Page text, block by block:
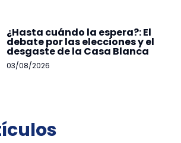
¿Hasta cuándo la espera?: El
debate por las elecciones y el
desgaste de la Casa Blanca
03/08/2026